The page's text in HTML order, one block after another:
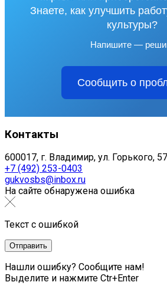
Знаете, как улучшить
культуры?
Напишите —
Сообщить о
Контакты
600017, г. Владимир, ул. Горького, 57
+7 (492) 253-0403
gukvosbs@inbox.ru
На сайте обнаружена ошибка
Текст с ошибкой
Нашли ошибку? Сообщите нам!
Выделите и нажмите Ctr+Enter